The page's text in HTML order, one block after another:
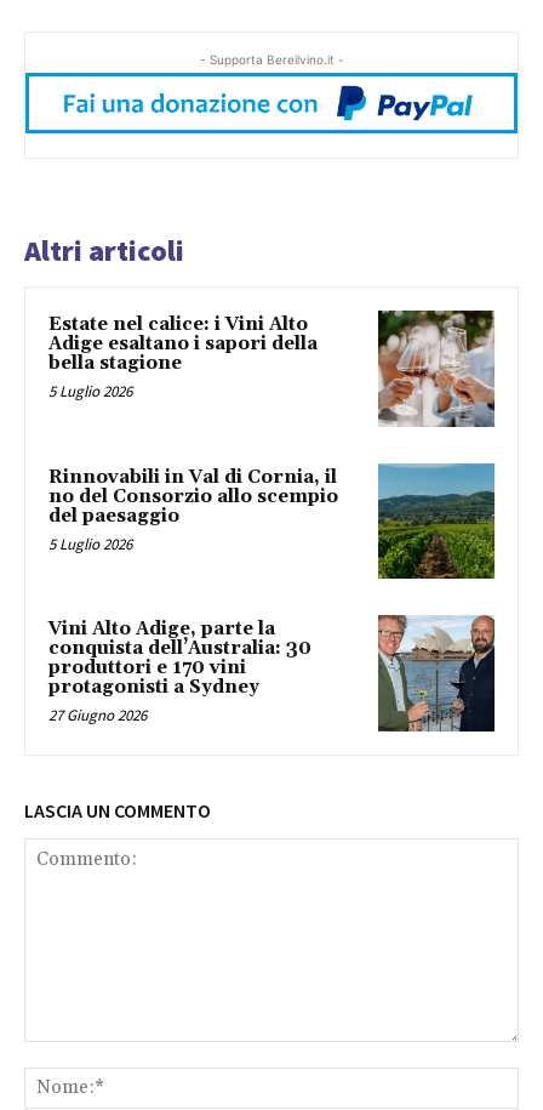
- Supporta Bereilvino.it -
Altri articoli
Estate nel calice: i Vini Alto
Adige esaltano i sapori della
bella stagione
5 Luglio 2026
Rinnovabili in Val di Cornia, il
no del Consorzio allo scempio
del paesaggio
5 Luglio 2026
Vini Alto Adige, parte la
conquista dell’Australia: 30
produttori e 170 vini
protagonisti a Sydney
27 Giugno 2026
LASCIA UN COMMENTO